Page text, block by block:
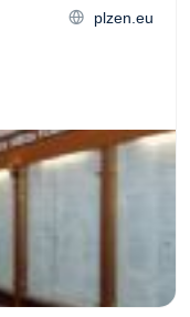
plzen.eu